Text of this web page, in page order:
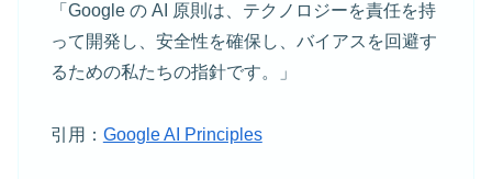
「Google の AI 原則は、テクノロジーを責任を持
って開発し、安全性を確保し、バイアスを回避す
るための私たちの指針です。」
引用： Google AI Principles